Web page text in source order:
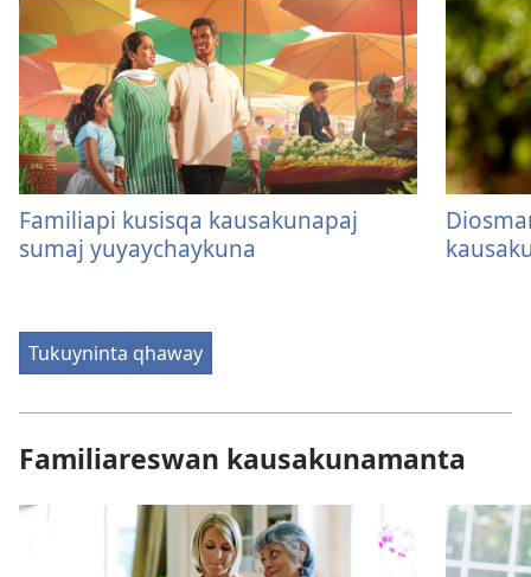
Familiapi kusisqa kausakunapaj
sumaj yuyaychaykuna
Tukuyninta qhaway
Familiareswan kausakunamanta